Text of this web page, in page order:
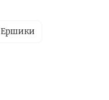
Ершики